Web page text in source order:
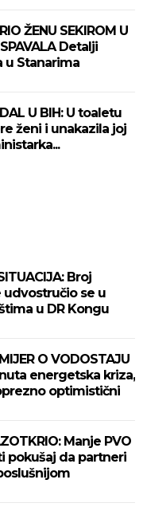
ŽENU SEKIROM U
Detalji
u Stanarima
U BIH: U toaletu
ženi i unakazila joj
Broj
udvostručio se u
u DR Kongu
O VODOSTAJU
energetska kriza,
optimistični
Manje PVO
pokušaj da partneri